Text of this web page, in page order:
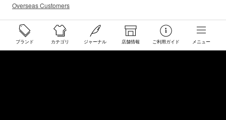
ブランド カテゴリ ジャーナル 店舗情報 ご利用ガイド メニュー
Overseas Customers
お問い合わせ